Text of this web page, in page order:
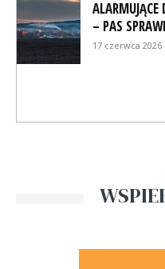
– PAS
17 czerwca 2026